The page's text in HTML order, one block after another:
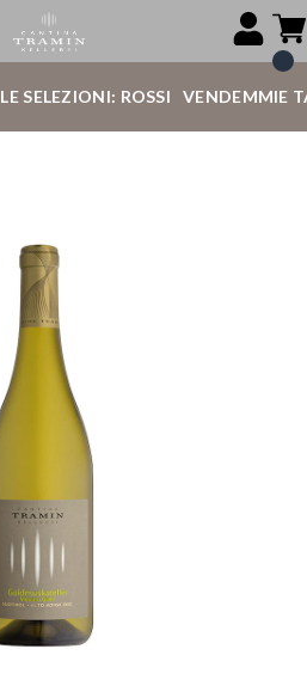
LE SELEZIONI: ROSSI VENDEMMIE